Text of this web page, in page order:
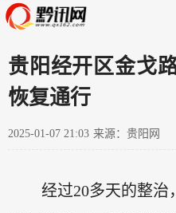
贵阳经开区金戈
恢复通行
2025-01-07 21:03 来源：贵阳网
经过20多天的整治